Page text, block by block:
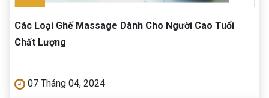
Các Loại Ghế Massage Dành Cho Người Cao Tuổi
Chất Lượng
07 Tháng 04, 2024